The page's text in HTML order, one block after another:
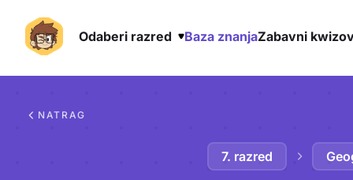
Odaberi razred Baza znanjaZabavni
NATRAG
7. razred